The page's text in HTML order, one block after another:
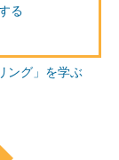
る
ング」を学ぶ